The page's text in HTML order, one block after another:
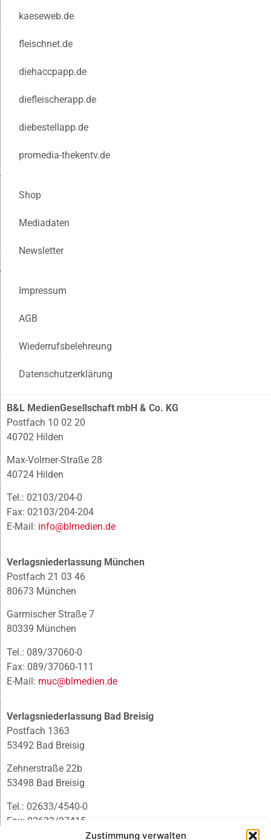
Zustimmung verwalten
kaeseweb.de
fleischnet.de
diehaccpapp.de
diefleischerapp.de
diebestellapp.de
promedia-thekentv.de
Shop
Mediadaten
Newsletter
Impressum
AGB
Wiederrufsbelehreung
Datenschutzerklärung
B&L MedienGesellschaft mbH & Co. KG
Postfach 10 02 20
40702 Hilden
Max-Volmer-Straße 28
40724 Hilden
Tel.: 02103/204-0
Fax: 02103/204-204
E-Mail: info@blmedien.de
Verlagsniederlassung München
Postfach 21 03 46
80673 München
Garmischer Straße 7
80339 München
Tel.: 089/37060-0
Fax: 089/37060-111
E-Mail: muc@blmedien.de
Verlagsniederlassung Bad Breisig
Postfach 1363
53492 Bad Breisig
Zehnerstraße 22b
53498 Bad Breisig
Tel.: 02633/4540-0
Fax: 02633/97415
infobb@blmedien.de